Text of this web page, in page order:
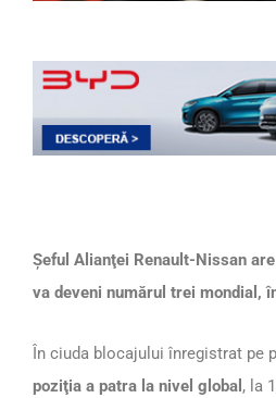
Şeful Alianţei Renault-Nissan
va deveni numărul trei mondial,
În ciuda blocajului înregistrat pe
poziţia a patra la nivel global , la